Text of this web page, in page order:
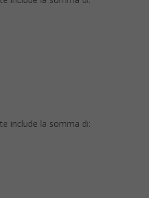
include la somma di: